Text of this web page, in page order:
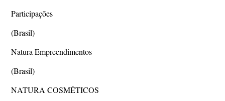
Participações
(Brasil)
Natura Empreendimentos
(Brasil)
NATURA COSMÉTICOS